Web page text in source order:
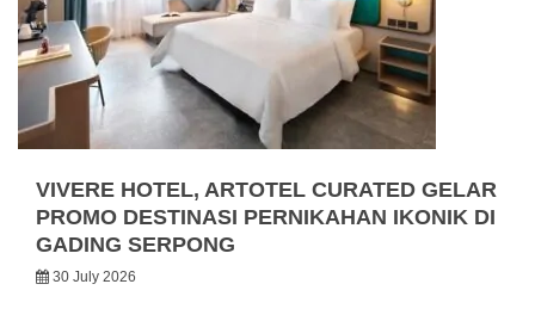
VIVERE HOTEL, ARTOTEL CURATED GELAR
PROMO DESTINASI PERNIKAHAN IKONIK DI
GADING SERPONG
30 July 2026